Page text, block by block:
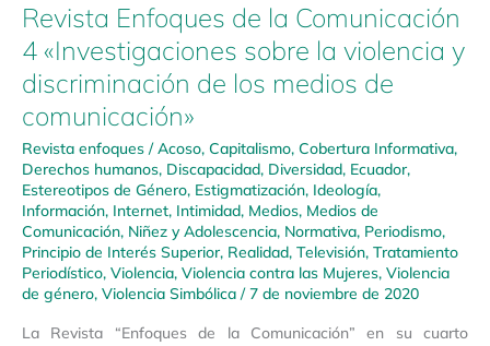
Revista Enfoques de la Comunicación
4 «Investigaciones sobre la violencia y
discriminación de los medios de
comunicación»
Revista enfoques /Acoso, Capitalismo, Cobertura Informativa,
Derechos humanos, Discapacidad, Diversidad, Ecuador,
Estereotipos de Género, Estigmatización, Ideología,
Información, Internet, Intimidad, Medios, Medios de
Comunicación, Niñez y Adolescencia, Normativa, Periodismo,
Principio de Interés Superior, Realidad, Televisión, Tratamiento
Periodístico, Violencia, Violencia contra las Mujeres, Violencia
de género, Violencia Simbólica /7 de noviembre de 2020
La Revista “Enfoques de la Comunicación” en su cuarto